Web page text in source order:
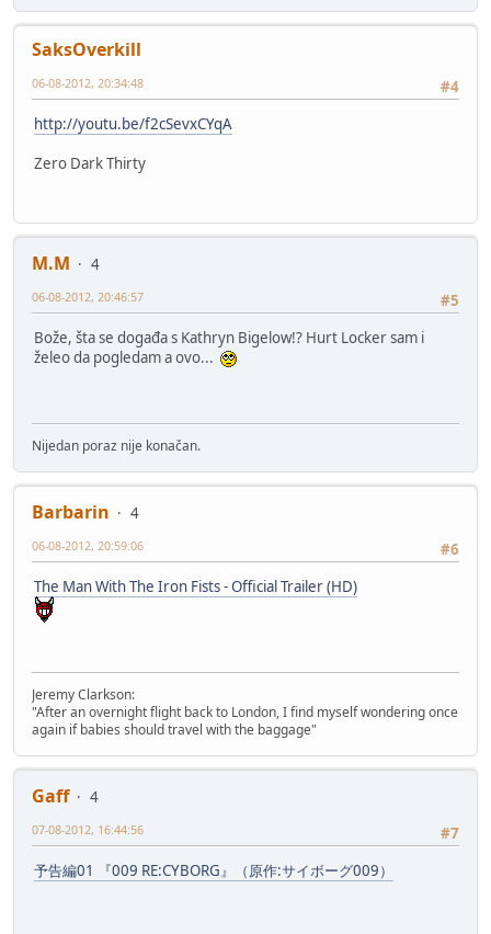
SaksOverkill
#4
06-08-2012, 20:34:48
http://youtu.be/f2cSevxCYqA
Zero Dark Thirty
M.M
4
#5
06-08-2012, 20:46:57
Bože, šta se događa s Kathryn Bigelow!? Hurt Locker sam i
želeo da pogledam a ovo...
Nijedan poraz nije konačan.
Barbarin
4
#6
06-08-2012, 20:59:06
The Man With The Iron Fists - Official Trailer (HD)
Jeremy Clarkson:
"After an overnight flight back to London, I find myself wondering once
again if babies should travel with the baggage"
Gaff
4
#7
07-08-2012, 16:44:56
予告編01 『009 RE:CYBORG』（原作:サイボーグ009）